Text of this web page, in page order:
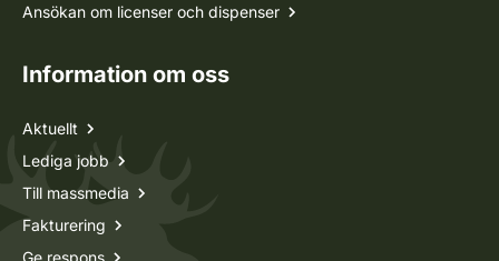
Ansökan om licenser och dispenser
Information om oss
Aktuellt
Lediga jobb
Till massmedia
Fakturering
Ge respons